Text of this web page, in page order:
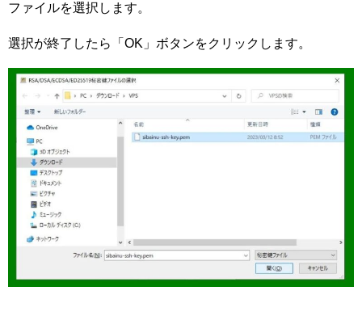
ファイルを選択します。
選択が終了したら「OK」ボタンをクリックします。